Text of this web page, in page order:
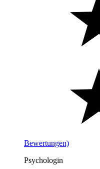
Bewertungen)
Psychologin